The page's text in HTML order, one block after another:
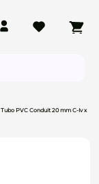
Tubo PVC Conduit 20 mm C-Iv x